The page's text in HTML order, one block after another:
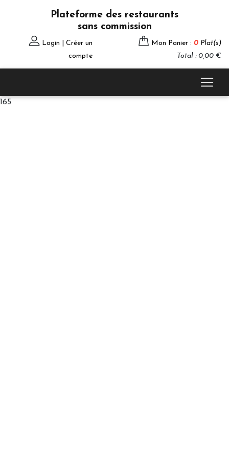
Plateforme des restaurants
sans commission
Login | Créer un
compte
Mon Panier : 0 Plat(s)
Total : 0,00 €
165